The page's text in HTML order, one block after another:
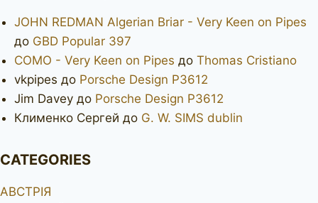
JOHN REDMAN Algerian Briar - Very Keen on Pipes
до GBD Popular 397
COMO - Very Keen on Pipes до Thomas Cristiano
vkpipes до Porsche Design P3612
Jim Davey до Porsche Design P3612
Клименко Сергей до G. W. SIMS dublin
CATEGORIES
АВСТРІЯ